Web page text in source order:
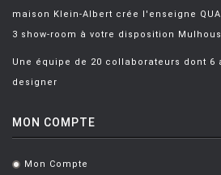
maison Klein-Albert crée l'enseigne
3 show-room à votre disposition
Une équipe de 20 collaborateurs dont
designer
MON COMPTE
. Mon Compte